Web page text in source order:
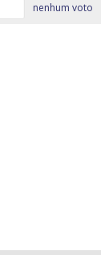
nenhum voto